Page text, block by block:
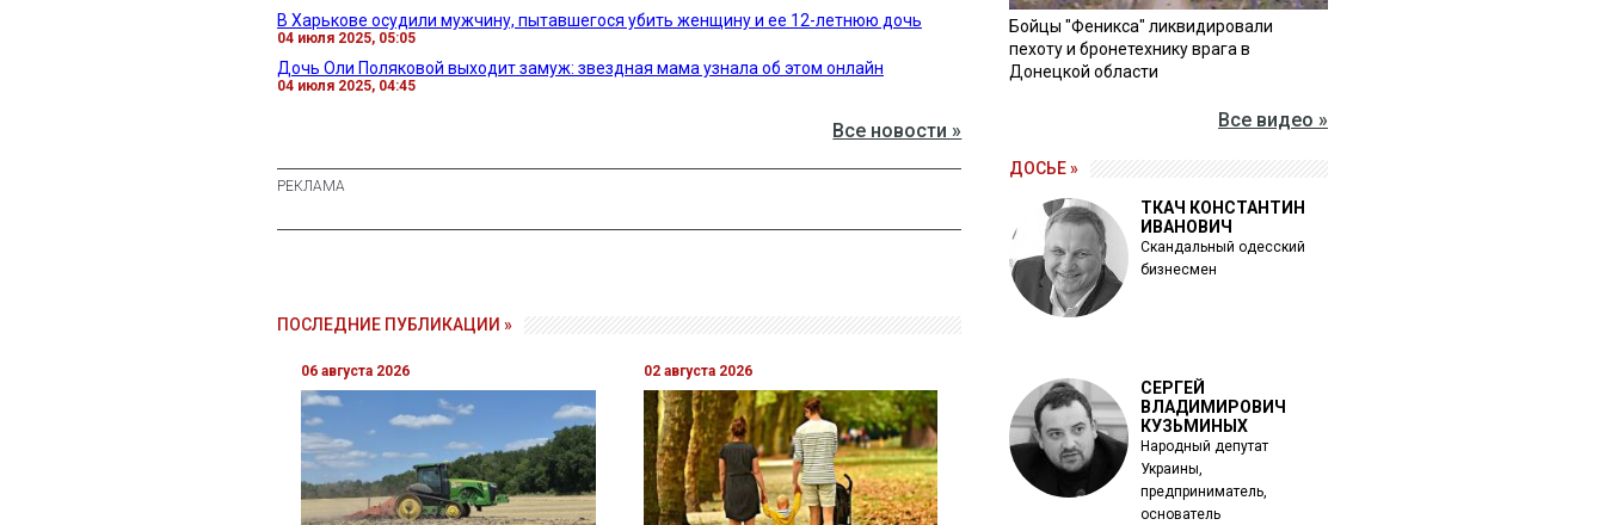
В Харькове осудили мужчину, пытавшегося убить женщину и ее 12-летнюю дочь
04 июля 2025, 05:05
Дочь Оли Поляковой выходит замуж: звездная мама узнала об этом онлайн
04 июля 2025, 04:45
Все новости »
ПОСЛЕДНИЕ ПУБЛИКАЦИИ »
06 августа 2026 02 августа 2026
Бойцы "Феникса" ликвидировали
пехоту и бронетехнику врага в
Донецкой области
Все видео »
ДОСЬЕ »
ТКАЧ КОНСТАНТИН
ИВАНОВИЧ
Скандальный одесский
бизнесмен
СЕРГЕЙ
ВЛАДИМИРОВИЧ
КУЗЬМИНЫХ
Народный депутат
Украины,
предприниматель,
основатель